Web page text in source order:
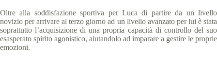
Oltre alla soddisfazione sportiva per Luca di partire da un livello
novizio per arrivare al terzo giorno ad un livello avanzato per lui è stata
soprattutto l’acquisizione di una propria capacità di controllo del suo
esasperato spirito agonistico, aiutandolo ad imparare a gestire le proprie
emozioni.